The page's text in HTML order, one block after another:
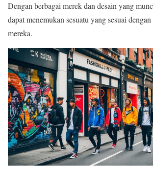
Dengan berbagai merek dan desain yang
dapat menemukan sesuatu yang sesuai
mereka.